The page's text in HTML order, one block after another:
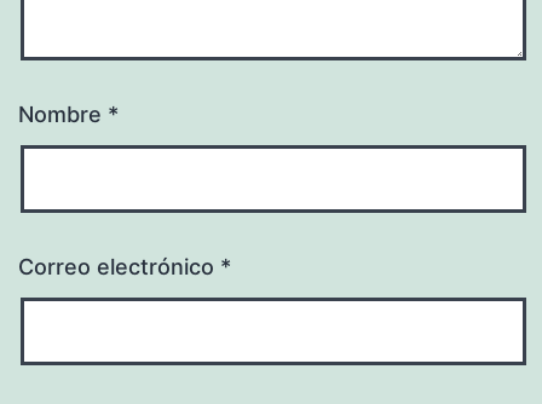
Nombre *
Correo electrónico *